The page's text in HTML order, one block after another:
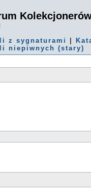
z sygnaturami
niepiwnych (stary)